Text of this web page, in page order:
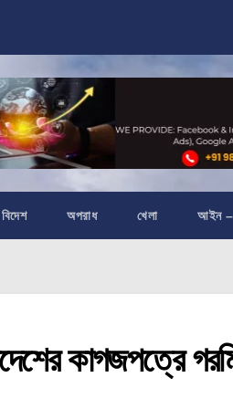
বিদেশ অপরাধ খেলা আইন
কাগজপত্রে